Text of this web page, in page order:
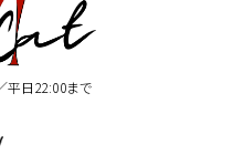
平日22:00まで